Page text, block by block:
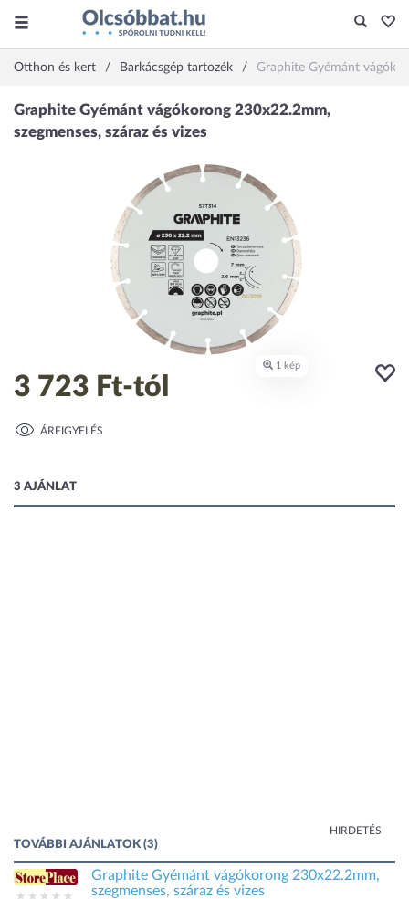
Otthon és kert Barkácsgép tartozék Graphite Gyémánt
3 723 Ft-tól
ÁRFIGYELÉS
3 AJÁNLAT
HIRDETÉS
TOVÁBBI AJÁNLATOK (3)
Graphite Gyémánt vágókorong 230x22.2mm,
szegmenses, száraz és vizes